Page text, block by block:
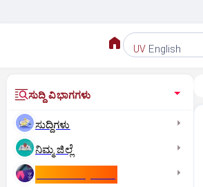
UV English
ಸುದ್ದಿ ವಿಭಾಗಗಳು
ಸುದ್ದಿಗಳು
ನಿಮ್ಮ ಜಿಲ್ಲೆ